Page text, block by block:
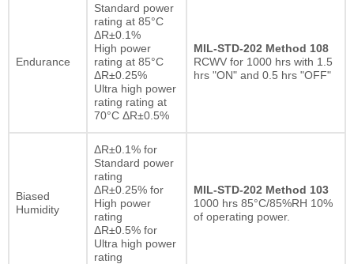
Endurance
Standard power
rating at 85°C
ΔR±0.1%
High power
rating at 85°C
ΔR±0.25%
Ultra high power
rating rating at
70°C ΔR±0.5%
MIL-STD-202 Method 108
RCWV for 1000 hrs with 1.5
hrs "ON" and 0.5 hrs "OFF"
Biased
Humidity
ΔR±0.1% for
Standard power
rating
ΔR±0.25% for
High power
rating
ΔR±0.5% for
Ultra high power
rating
MIL-STD-202 Method 103
1000 hrs 85°C/85%RH 10%
of operating power.